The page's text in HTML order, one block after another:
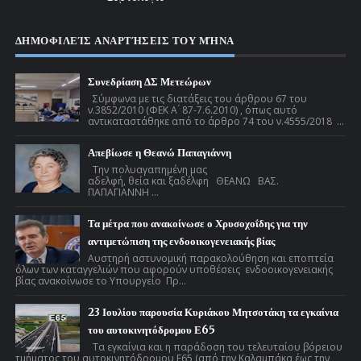
ΔΗΜΟΦΙΛΕΊΣ ΑΝΑΡΤΉΣΕΙΣ ΤΟΥ ΜΉΝΑ
Συνεδρίαση ΔΣ Μετεώρων
Σύμφωνα με τις διατάξεις του άρθρου 67 του
ν.3852/2010 (ΦΕΚ Α ́ 87-7.6.2010) , όπως αυτό
αντικαταστάθηκε από το άρθρο 74 του ν.4555/2018 ...
Απεβίωσε η Θεανώ Παπαγιάννη
Την πολυαγαπημένη μας
αδελφή, θεία και ξαδέλφη ΘΕΑΝΩ ΒΑΣ.
ΠΑΠΑΓΙΑΝΝΗ ...
Τα μέτρα που ανακοίνωσε ο Χρυσοχοΐδης για την
αντιμετώπιση της ενδοοικογενειακής βίας
Αυστηρή αστυνομική παρακολούθηση και εποπτεία
όλων των καταγγελιών που αφορούν υποθέσεις ενδοοικογενειακής
βίας ανακοίνωσε το Υπουργείο Πρ...
23 Ιουλίου παρουσία Κυριάκου Μητσοτάκη τα εγκαίνια
του αυτοκινητόδρομου Ε65
Τα εγκαίνια και η παράδοση του τελευταίου βόρειου
τμήματος του αυτοκινητόδρομου Ε65 (από την Καλαμπάκα έως την